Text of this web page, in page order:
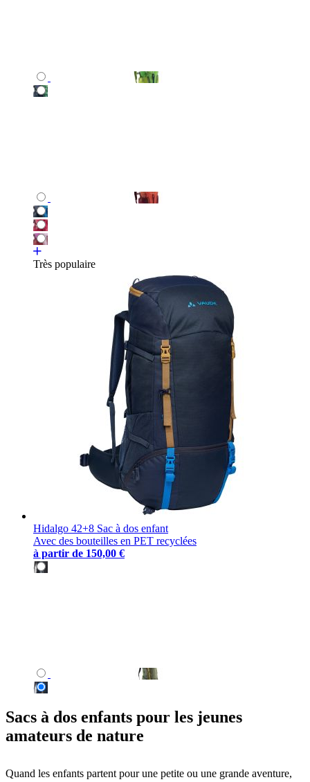
Très populaire
Hidalgo 42+8 Sac à dos enfant
Avec des bouteilles en PET recyclées
à partir de 150,00 €
Sacs à dos enfants pour les jeunes
amateurs de nature
Quand les enfants partent pour une petite ou une grande aventure,